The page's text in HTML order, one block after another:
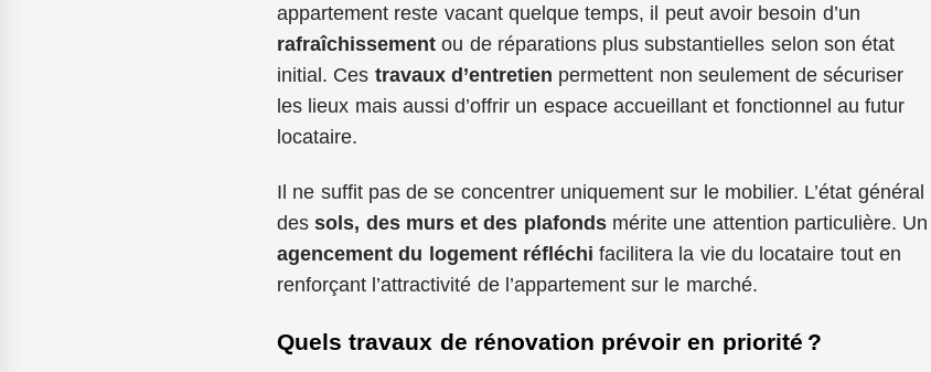
appartement reste vacant quelque temps, il peut avoir besoin d’un
rafraîchissementou de réparations plus substantielles selon son état
initial. Ces travaux d’entretien permettent non seulement de sécuriser
les lieux mais aussi d’offrir un espace accueillant et fonctionnel au futur
locataire.
Il ne suffit pas de se concentrer uniquement sur le mobilier. L’état général
dessols, des murs et des plafondsmérite une attention particulière. Un
agencement du logement réfléchi facilitera la vie du locataire tout en
renforçant l’attractivité de l’appartement sur le marché.
Quels travaux de rénovation prévoir en priorité ?